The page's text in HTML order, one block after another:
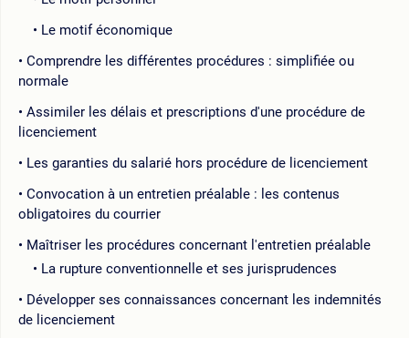
Le motif économique
Comprendre les différentes procédures : simplifiée ou
normale
Assimiler les délais et prescriptions d'une procédure de
licenciement
Les garanties du salarié hors procédure de licenciement
Convocation à un entretien préalable : les contenus
obligatoires du courrier
Maîtriser les procédures concernant l'entretien préalable
La rupture conventionnelle et ses jurisprudences
Développer ses connaissances concernant les indemnités
de licenciement